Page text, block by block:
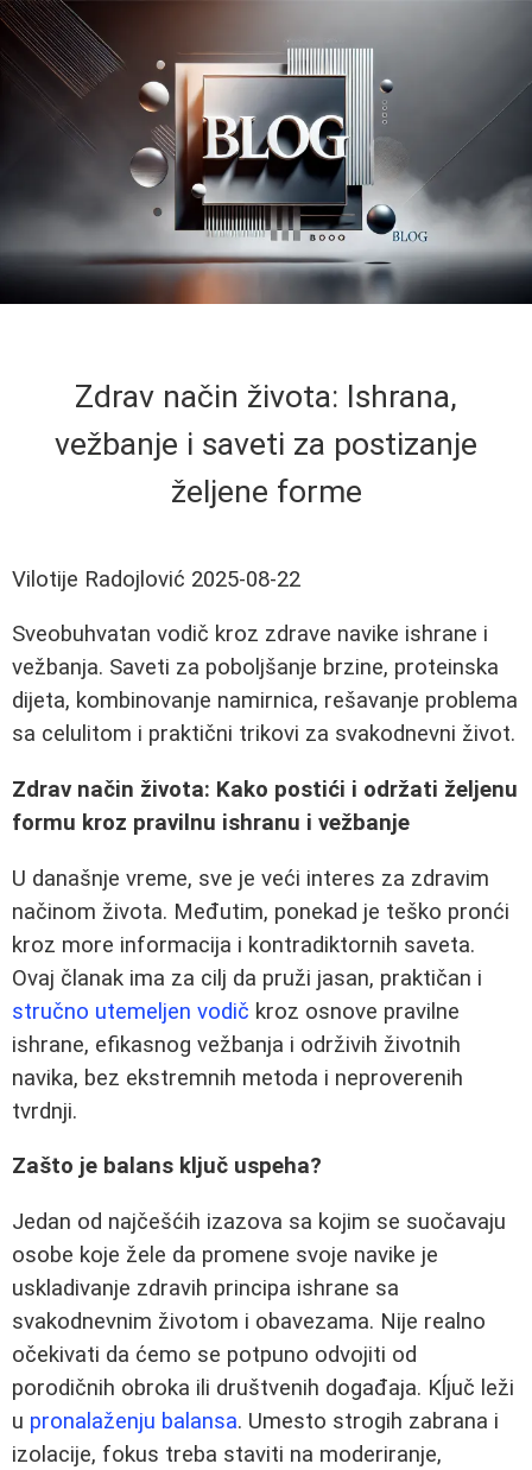
Zdrav način života: Ishrana,
vežbanje i saveti za postizanje
željene forme
Vilotije Radojlović 2025-08-22
Sveobuhvatan vodič kroz zdrave navike ishrane i
vežbanja. Saveti za poboljšanje brzine, proteinska
dijeta, kombinovanje namirnica, rešavanje problema
sa celulitom i praktični trikovi za svakodnevni život.
Zdrav način života: Kako postići i održati željenu
formu kroz pravilnu ishranu i vežbanje
U današnje vreme, sve je veći interes za zdravim
načinom života. Međutim, ponekad je teško pronći
kroz more informacija i kontradiktornih saveta.
Ovaj članak ima za cilj da pruži jasan, praktičan i
stručno utemeljen vodič kroz osnove pravilne
ishrane, efikasnog vežbanja i održivih životnih
navika, bez ekstremnih metoda i neproverenih
tvrdnji.
Zašto je balans ključ uspeha?
Jedan od najčešćih izazova sa kojim se suočavaju
osobe koje žele da promene svoje navike je
uskladivanje zdravih principa ishrane sa
svakodnevnim životom i obavezama. Nije realno
očekivati da ćemo se potpuno odvojiti od
porodičnih obroka ili društvenih događaja. Kĺjuč leži
u pronalaženju balansa. Umesto strogih zabrana i
izolacije, fokus treba staviti na moderiranje,